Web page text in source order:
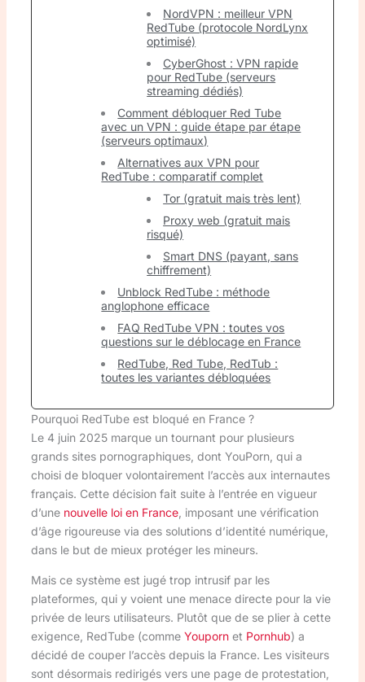
NordVPN : meilleur VPN
RedTube (protocole NordLynx
optimisé)
CyberGhost : VPN rapide
pour RedTube (serveurs
streaming dédiés)
Comment débloquer Red Tube
avec un VPN : guide étape par étape
(serveurs optimaux)
Alternatives aux VPN pour
RedTube : comparatif complet
Tor (gratuit mais très lent)
Proxy web (gratuit mais
risqué)
Smart DNS (payant, sans
chiffrement)
Unblock RedTube : méthode
anglophone efficace
FAQ RedTube VPN : toutes vos
questions sur le déblocage en France
RedTube, Red Tube, RedTub :
toutes les variantes débloquées
Pourquoi RedTube est bloqué en France ?
Le 4 juin 2025 marque un tournant pour plusieurs
grands sites pornographiques, dont YouPorn, qui a
choisi de bloquer volontairement l’accès aux internautes
français. Cette décision fait suite à l’entrée en vigueur
d’une nouvelle loi en France, imposant une vérification
d’âge rigoureuse via des solutions d’identité numérique,
dans le but de mieux protéger les mineurs.
Mais ce système est jugé trop intrusif par les
plateformes, qui y voient une menace directe pour la vie
privée de leurs utilisateurs. Plutôt que de se plier à cette
exigence, RedTube (comme Youpornet Pornhub) a
décidé de couper l’accès depuis la France. Les visiteurs
sont désormais redirigés vers une page de protestation,